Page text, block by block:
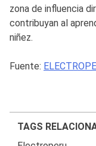
zona de influencia
contribuyan al
niñez.
Fuente:
TAGS